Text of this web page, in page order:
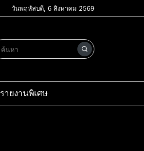
วันพฤหัสบดี, 6 สิงหาคม 2569
รายงานพิเศษ